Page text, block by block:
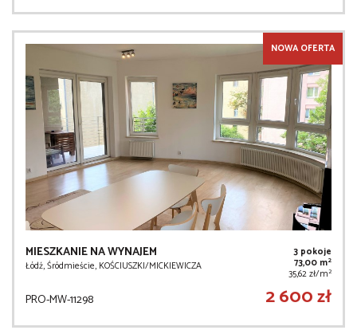
NOWA OFERTA
MIESZKANIE NA WYNAJEM
Łódź, Śródmieście, KOŚCIUSZKI/MICKIEWICZA
3 pokoje
73,00 m2
35,62 zł/m2
PRO-MW-11298 2 600 zł